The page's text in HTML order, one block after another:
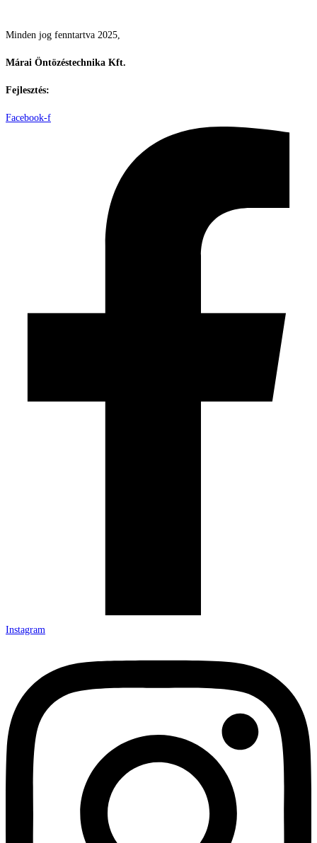
Minden jog fenntartva 2025,
Márai Öntözéstechnika Kft.
Fejlesztés:
Facebook-f
Instagram